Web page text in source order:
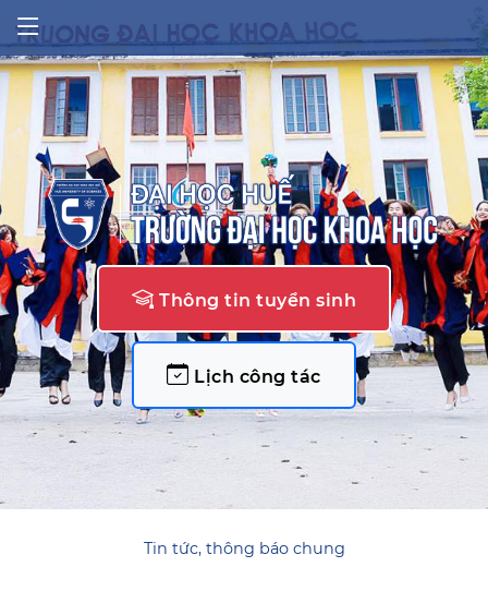
Thông tin tuyển sinh
Lịch công tác
Tin tức, thông báo chung